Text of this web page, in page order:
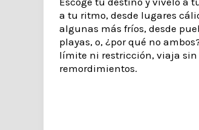
a tu ritmo, desde lugares
algunas más fríos, desde
playas, o, ¿por qué no
límite ni restricción, viaja sin
remordimientos.